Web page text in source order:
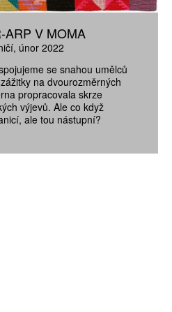
ARP V MOMA
únor 2022
se snahou umělců
na dvourozměrných
propracovala skrze
výjevů. Ale co když
ale tou nástupní?